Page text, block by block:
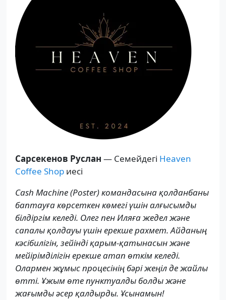
Сарсекенов Руслан — Семейдегі Heaven
Coffee Shopиесі
Cash Machine (Poster) командасына қолданбаны
баптауға көрсеткен көмегі үшін алғысымды
білдіргім келеді. Олег пен Иляға жедел және
сапалы қолдауы үшін ерекше рахмет. Айданың
кәсібилігін, зейінді қарым-қатынасын және
мейірімділігін ерекше атап өткім келеді.
Олармен жұмыс процесінің бәрі жеңіл де жайлы
өтті. Ұжым өте пунктуалды болды және
жағымды әсер қалдырды. Ұсынамын!